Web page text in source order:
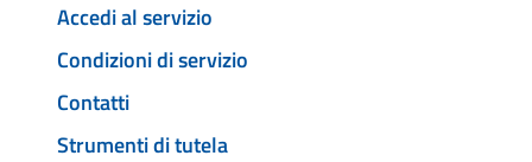
Accedi al servizio
Condizioni di servizio
Contatti
Strumenti di tutela